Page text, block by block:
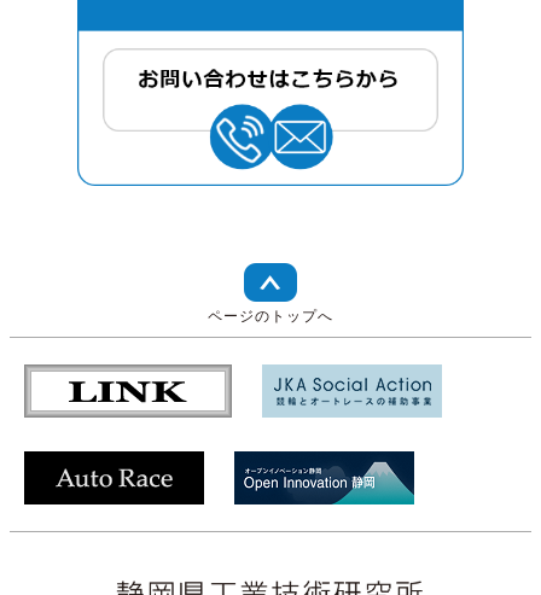
ページのトップへ